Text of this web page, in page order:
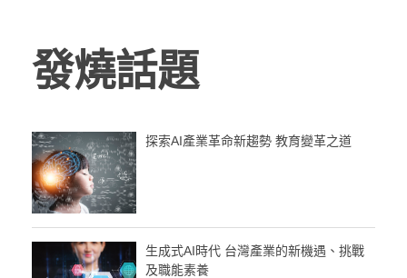
發燒話題
探索AI產業革命新趨勢 教育變革之道
生成式AI時代 台灣產業的新機遇、挑戰
及職能素養